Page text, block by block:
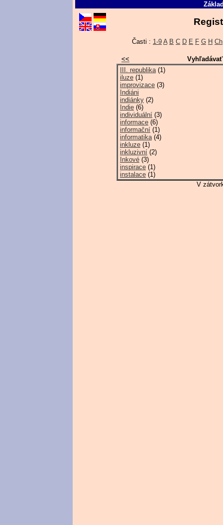
Časti : 1-9 A B C D E F G H Ch
<<
III. republika(1)
iluze (1)
improvizace (3)
Indiáni
indiánky (2)
Indie (6)
individuální (3)
informace (6)
informační (1)
informatika(4)
inkluze (1)
inkluzivní (2)
Inkové (3)
inspirace (1)
instalace (1)
V